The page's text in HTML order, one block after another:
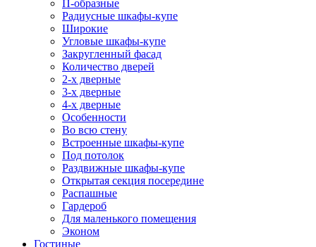
П-образные
Радиусные шкафы-купе
Широкие
Угловые шкафы-купе
Закругленный фасад
Количество дверей
2-х дверные
3-х дверные
4-х дверные
Особенности
Во всю стену
Встроенные шкафы-купе
Под потолок
Раздвижные шкафы-купе
Открытая секция посередине
Распашные
Гардероб
Для маленького помещения
Эконом
Гостиные